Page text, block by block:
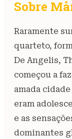
Sobre
Raramente
quarteto,
De Angelis,
começou a
amada
eram
e as
dominantes